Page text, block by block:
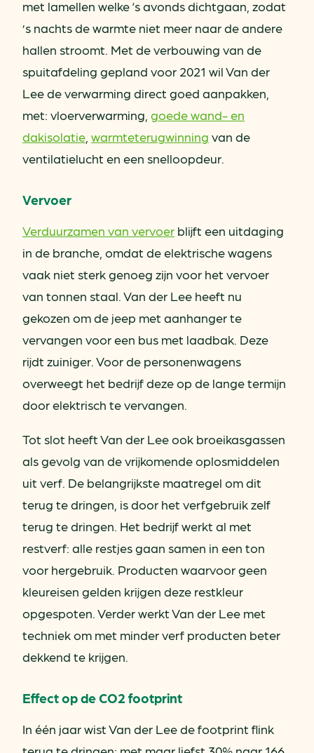
met lamellen welke ‘s avonds dichtgaan, zodat
’s nachts de warmte niet meer naar de andere
hallen stroomt. Met de verbouwing van de
spuitafdeling gepland voor 2021 wil Van der
Lee de verwarming direct goed aanpakken,
met: vloerverwarming, goede wand- en
dakisolatie warmteterugwinning van de
ventilatielucht en een snelloopdeur.
Vervoer
Verduurzamen van vervoer blijft een uitdaging
in de branche, omdat de elektrische wagens
vaak niet sterk genoeg zijn voor het vervoer
van tonnen staal. Van der Lee heeft nu
gekozen om de jeep met aanhanger te
vervangen voor een bus met laadbak. Deze
rijdt zuiniger. Voor de personenwagens
overweegt het bedrijf deze op de lange termijn
door elektrisch te vervangen.
Tot slot heeft Van der Lee ook broeikasgassen
als gevolg van de vrijkomende oplosmiddelen
uit verf. De belangrijkste maatregel om dit
terug te dringen, is door het verfgebruik zelf
terug te dringen. Het bedrijf werkt al met
restverf: alle restjes gaan samen in een ton
voor hergebruik. Producten waarvoor geen
kleureisen gelden krijgen deze restkleur
opgespoten. Verder werkt Van der Lee met
techniek om met minder verf producten beter
dekkend te krijgen.
Effect op de CO2 footprint
In één jaar wist Van der Lee de footprint flink